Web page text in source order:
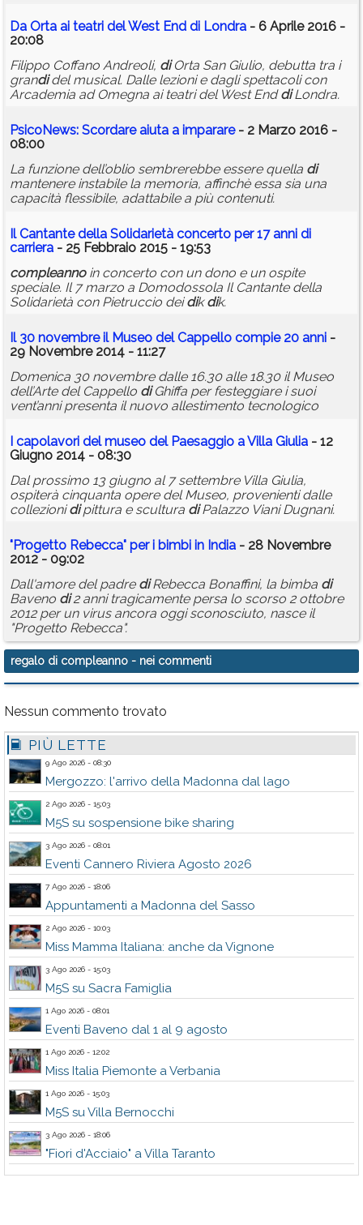
Da Orta ai teatri del West End di Londra - 6 Aprile 2016 -
20:08
Filippo Coffano Andreoli, diOrta San Giulio, debutta tra i
grandidel musical. Dalle lezioni e dagli spettacoli con
Arcademia ad Omegna ai teatri del West EnddiLondra.
PsicoNews: Scordare aiuta a imparare- 2 Marzo 2016 -
08:00
La funzione dell’oblio sembrerebbe essere quella di
mantenere instabile la memoria, affinchè essa sia una
capacità flessibile, adattabile a più contenuti.
Il Cantante della Solidarietà concerto per 17 anni di
carriera - 25 Febbraio 2015 - 19:53
compleannoin concerto con un dono e un ospite
speciale. Il 7 marzo a Domodossola Il Cantante della
Solidarietà con Pietruccio deidikdik.
Il 30 novembre il Museo del Cappello compie 20 anni -
29 Novembre 2014 - 11:27
Domenica 30 novembre dalle 16.30 alle 18.30 il Museo
dell’Arte del Cappello diGhiffa per festeggiare i suoi
vent’anni presenta il nuovo allestimento tecnologico
I capolavori del museo del Paesaggio a Villa Giulia - 12
Giugno 2014 - 08:30
Dal prossimo 13 giugno al 7 settembre Villa Giulia,
ospiterà cinquanta opere del Museo, provenienti dalle
collezionidipittura e scultura diPalazzo Viani Dugnani.
"Progetto Rebecca" per i bimbi in India - 28 Novembre
2012 - 09:02
Dall'amore del padre diRebecca Bonaffini, la bimba di
Baveno di2 anni tragicamente persa lo scorso 2 ottobre
2012 per un virus ancora oggi sconosciuto, nasce il
"Progetto Rebecca".
regalo di compleanno - nei commenti
Nessun commento trovato
PIÙ LETTE
9 Ago 2026 - 08:30
Mergozzo: l'arrivo della Madonna dal lago
2 Ago 2026 - 15:03
M5S su sospensione bike sharing
3 Ago 2026 - 08:01
Eventi Cannero Riviera Agosto 2026
7 Ago 2026 - 18:06
Appuntamenti a Madonna del Sasso
2 Ago 2026 - 10:03
Miss Mamma Italiana: anche da Vignone
3 Ago 2026 - 15:03
M5S su Sacra Famiglia
1 Ago 2026 - 08:01
Eventi Baveno dal 1 al 9 agosto
1 Ago 2026 - 12:02
Miss Italia Piemonte a Verbania
1 Ago 2026 - 15:03
M5S su Villa Bernocchi
3 Ago 2026 - 18:06
"Fiori d'Acciaio" a Villa Taranto